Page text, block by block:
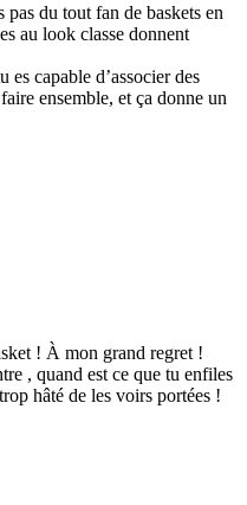
du tout fan de baskets en
au look classe donnent
es capable d’associer des
ensemble, et ça donne un
! À mon grand regret !
, quand est ce que tu enfiles
hâté de les voirs portées !